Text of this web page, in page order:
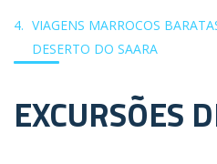
VIAGENS MARROCOS
DESERTO DO SAARA
EXCURSÕES